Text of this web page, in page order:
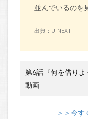
並んでいるのを
出典：U-NEXT
第6話『何を借り
動画
＞＞今す